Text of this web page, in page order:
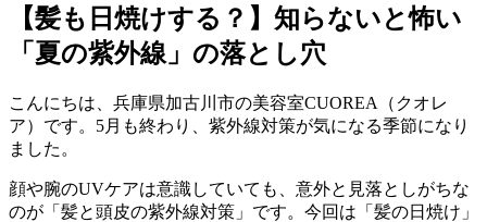
【髪も日焼けする？】知らないと怖い
「夏の紫外線」の落とし穴
こんにちは、兵庫県加古川市の美容室CUOREA（クオレ
ア）です。5月も終わり、紫外線対策が気になる季節になり
ました。
顔や腕のUVケアは意識していても、意外と見落としがちな
のが「髪と頭皮の紫外線対策」です。今回は「髪の日焼け」